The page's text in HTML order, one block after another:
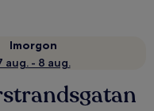
Imorgon
aug. - 8 aug.